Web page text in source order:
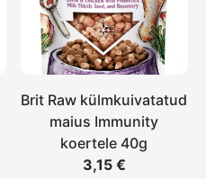
Brit Raw külmkuivatatud
maius Immunity
koertele 40g
3,15 €